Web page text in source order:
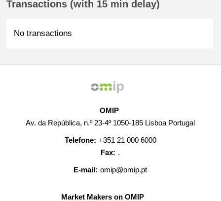
Transactions (with 15 min delay)
No transactions
OMIP
Av. da República, n.º 23-4º 1050-185 Lisboa Portugal
Telefone: +351 21 000 6000
Fax: .
E-mail: omip@omip.pt
Market Makers on OMIP